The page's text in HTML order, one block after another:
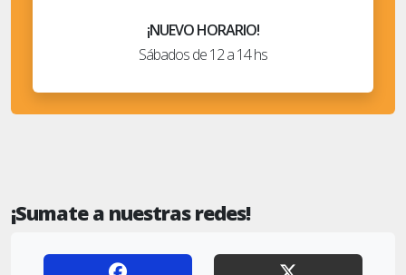
¡NUEVO HORARIO!
Sábados de 12 a 14 hs